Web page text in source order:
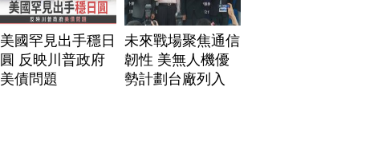
美國罕見出手穩日
圓 反映川普政府
美債問題
未來戰場聚焦通信
韌性 美無人機優
勢計劃台廠列入